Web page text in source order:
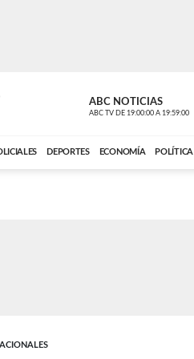
ABC NOTICIAS
ABC TV DE 19:00:00 A 19:59:00
DEPORTES ECONOMÍA POLÍTICA